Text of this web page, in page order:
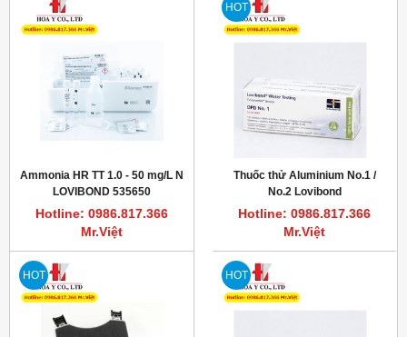
Ammonia HR TT 1.0 - 50 mg/L N
LOVIBOND 535650
Hotline: 0986.817.366
Mr.Việt
HOT
Thuốc thử Aluminium No.1 /
No.2 Lovibond
Hotline: 0986.817.366
Mr.Việt
HOT HOT